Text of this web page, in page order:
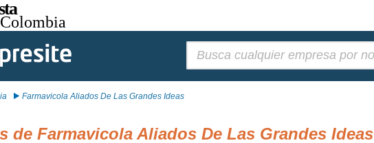
Farmavicola Aliados De Las Grandes Ideas
de Farmavicola Aliados De Las Grandes Ideas